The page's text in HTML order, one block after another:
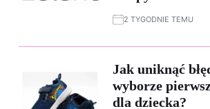
2 TYGODNIE TEMU
Jak uniknąć
wyborze
dla dziecka?